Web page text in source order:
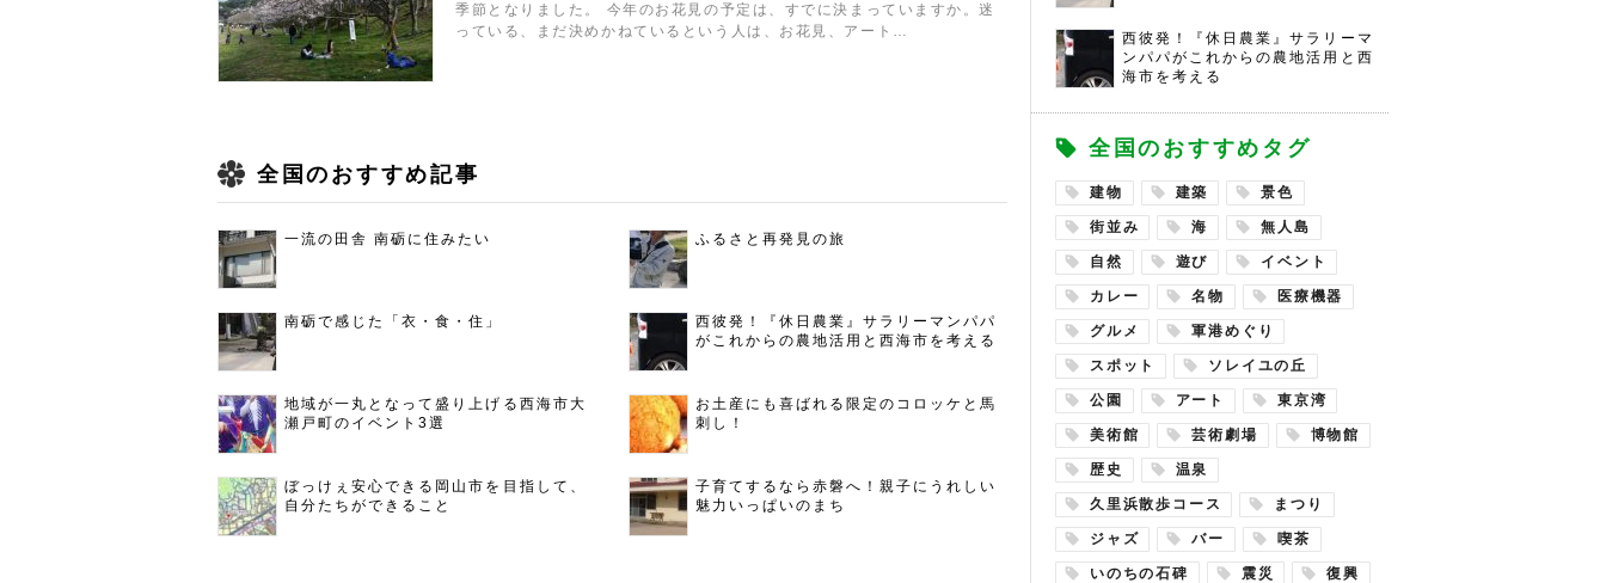
季節となりました。 今年のお花見の予定は、すでに決まっていますか。迷
っている、まだ決めかねているという人は、お花見、アート…
全国のおすすめ記事
一流の田舎 南砺に住みたい ふるさと再発見の旅
南砺で感じた「衣・食・住」
西彼発！『休日農業』サラリーマンパパ
がこれからの農地活用と西海市を考える
地域が一丸となって盛り上げる西海市大
瀬戸町のイベント3選
お土産にも喜ばれる限定のコロッケと馬
刺し！
ぼっけぇ安心できる岡山市を目指して、
自分たちができること
子育てするなら赤磐へ！親子にうれしい
魅力いっぱいのまち
西彼発！『休日農業』サラリーマ
ンパパがこれからの農地活用と西
海市を考える
全国のおすすめタグ
建物 建築 景色
街並み 海 無人島
自然 遊び イベント
カレー 名物 医療機器
グルメ 軍港めぐり
スポット ソレイユの丘
公園 アート 東京湾
美術館 芸術劇場 博物館
歴史 温泉
久里浜散歩コース まつり
ジャズ バー 喫茶
いのちの石碑 震災 復興